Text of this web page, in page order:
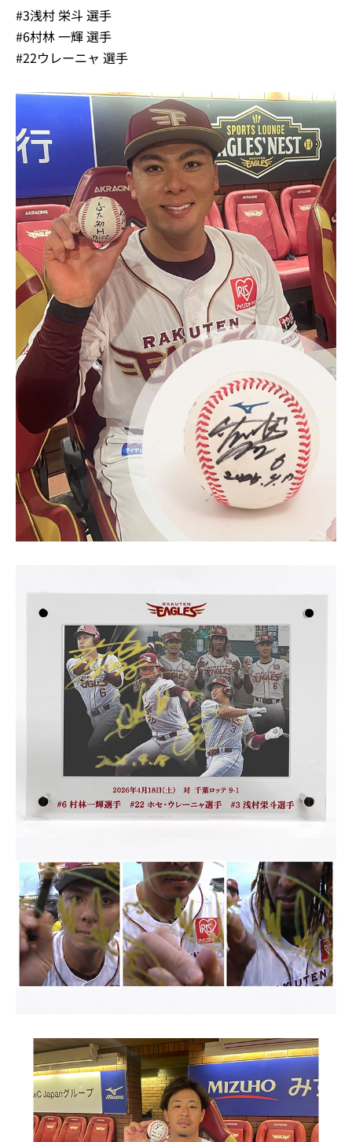
#3浅村 栄斗 選手
#6村林 一輝 選手
#22ウレーニャ 選手